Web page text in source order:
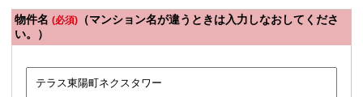
物件名 (必須) （マンション名が違うときは入力しなおしてくださ
い。）